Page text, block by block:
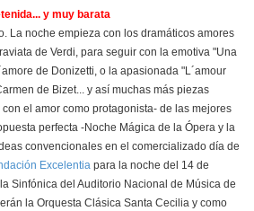
y muy barata
La noche empieza con los dramáticos amores
de Verdi, para seguir con la emotiva "Una
de Donizetti, o la apasionada "L´amour
de Bizet... y así muchas más piezas
el amor como protagonista- de las mejores
perfecta -Noche Mágica de la Ópera y la
convencionales en el comercializado día de
Excelentia para la noche del 14 de
Sinfónica del Auditorio Nacional de Música de
la Orquesta Clásica Santa Cecilia y como